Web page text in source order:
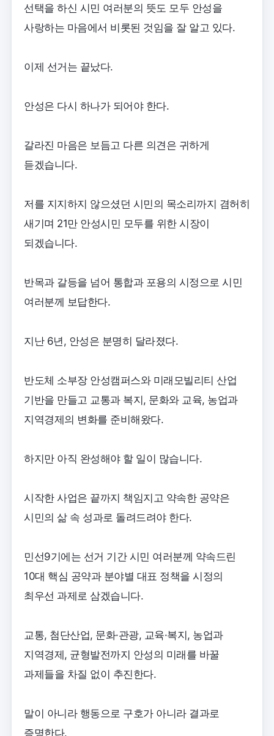
선택을 하신 시민 여러분의 뜻도 모두 안성을
사랑하는 마음에서 비롯된 것임을 잘 알고 있다.
이제 선거는 끝났다.
안성은 다시 하나가 되어야 한다.
갈라진 마음은 보듬고 다른 의견은 귀하게
듣겠습니다.
저를 지지하지 않으셨던 시민의 목소리까지 겸허히
새기며 21만 안성시민 모두를 위한 시장이
되겠습니다.
반목과 갈등을 넘어 통합과 포용의 시정으로 시민
여러분께 보답한다.
지난 6년, 안성은 분명히 달라졌다.
반도체 소부장 안성캠퍼스와 미래모빌리티 산업
기반을 만들고 교통과 복지, 문화와 교육, 농업과
지역경제의 변화를 준비해왔다.
하지만 아직 완성해야 할 일이 많습니다.
시작한 사업은 끝까지 책임지고 약속한 공약은
시민의 삶 속 성과로 돌려드려야 한다.
민선9기에는 선거 기간 시민 여러분께 약속드린
10대 핵심 공약과 분야별 대표 정책을 시정의
최우선 과제로 삼겠습니다.
교통, 첨단산업, 문화·관광, 교육·복지, 농업과
지역경제, 균형발전까지 안성의 미래를 바꿀
과제들을 차질 없이 추진한다.
말이 아니라 행동으로 구호가 아니라 결과로
증명한다.